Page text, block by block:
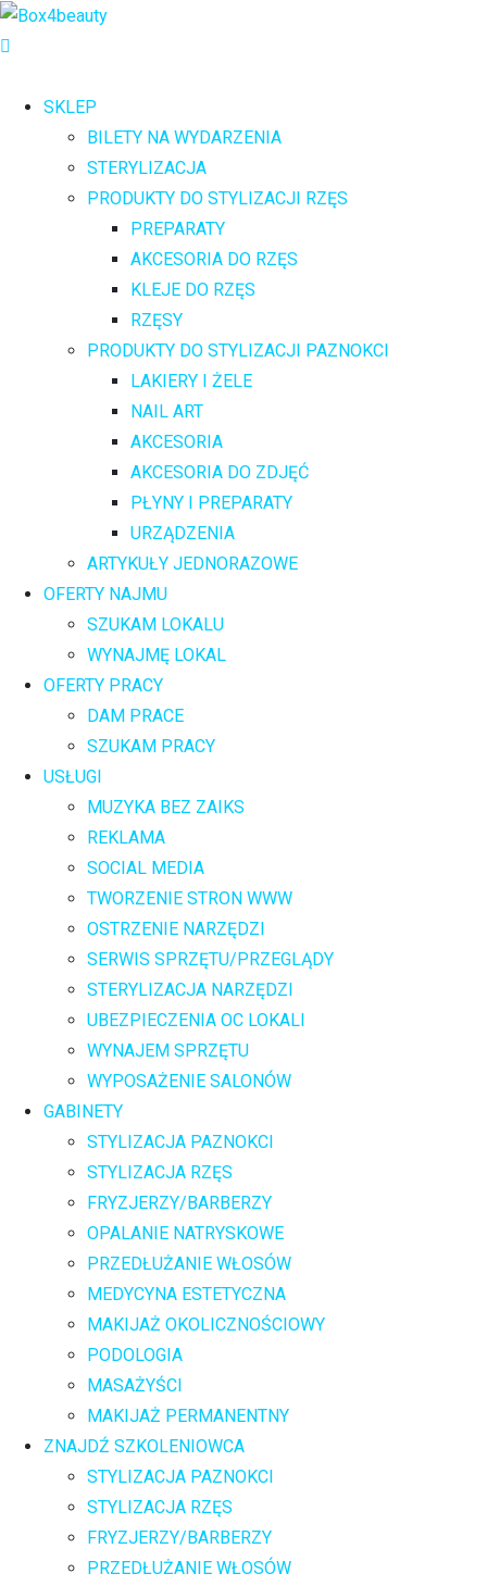
SKLEP
BILETY NA WYDARZENIA
STERYLIZACJA
PRODUKTY DO STYLIZACJI RZĘS
PREPARATY
AKCESORIA DO RZĘS
KLEJE DO RZĘS
RZĘSY
PRODUKTY DO STYLIZACJI PAZNOKCI
LAKIERY I ŻELE
NAIL ART
AKCESORIA
AKCESORIA DO ZDJĘĆ
PŁYNY I PREPARATY
URZĄDZENIA
ARTYKUŁY JEDNORAZOWE
OFERTY NAJMU
SZUKAM LOKALU
WYNAJMĘ LOKAL
OFERTY PRACY
DAM PRACE
SZUKAM PRACY
USŁUGI
MUZYKA BEZ ZAIKS
REKLAMA
SOCIAL MEDIA
TWORZENIE STRON WWW
OSTRZENIE NARZĘDZI
SERWIS SPRZĘTU/PRZEGLĄDY
STERYLIZACJA NARZĘDZI
UBEZPIECZENIA OC LOKALI
WYNAJEM SPRZĘTU
WYPOSAŻENIE SALONÓW
GABINETY
STYLIZACJA PAZNOKCI
STYLIZACJA RZĘS
FRYZJERZY/BARBERZY
OPALANIE NATRYSKOWE
PRZEDŁUŻANIE WŁOSÓW
MEDYCYNA ESTETYCZNA
MAKIJAŻ OKOLICZNOŚCIOWY
PODOLOGIA
MASAŻYŚCI
MAKIJAŻ PERMANENTNY
ZNAJDŹ SZKOLENIOWCA
STYLIZACJA PAZNOKCI
STYLIZACJA RZĘS
FRYZJERZY/BARBERZY
PRZEDŁUŻANIE WŁOSÓW